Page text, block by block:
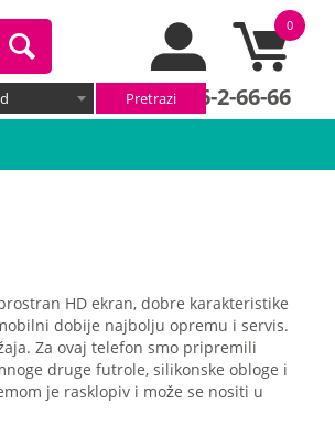
0
066/66-2-66-66
HD ekran, dobre karakteristike
dobije najbolju opremu i servis.
Za ovaj telefon smo pripremili
druge futrole, silikonske obloge i
je rasklopiv i može se nositi u